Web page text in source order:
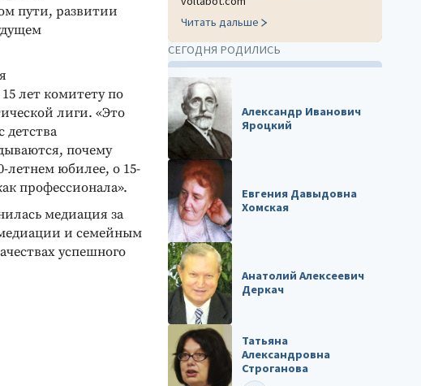
пути, развитии
лет комитету по
лиги. «Это
почему
летнем юбилее, о 15-
профессионала».
медиация за
и семейным
успешного
Читать дальше
СЕГОДНЯ РОДИЛИСЬ
Александр Иванович
Яроцкий
Евгения Давыдовна
Хомская
Анатолий Алексеевич
Деркач
Татьяна
Александровна
Строганова